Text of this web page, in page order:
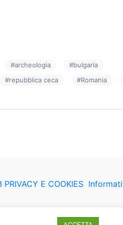
#archeologia #bulgaria
#repubblica ceca #Romania
PRIVACY E COOKIES